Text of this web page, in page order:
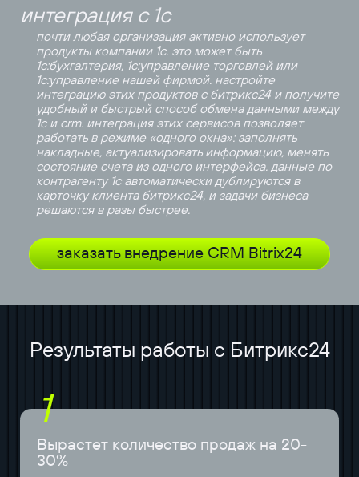
интеграция с 1с
почти любая организация активно использует
продукты компании 1с. это может быть
1с:бухгалтерия, 1с:управление торговлей или
1с:управление нашей фирмой. настройте
интеграцию этих продуктов с битрикс24 и получите
удобный и быстрый способ обмена данными между
1с и crm. интеграция этих сервисов позволяет
работать в режиме «одного окна»: заполнять
накладные, актуализировать информацию, менять
состояние счета из одного интерфейса. данные по
контрагенту 1с автоматически дублируются в
карточку клиента битрикс24, и задачи бизнеса
решаются в разы быстрее.
заказать внедрение CRM Bitrix24
Результаты работы с Битрикс24
1
Вырастет количество продаж на 20-
30%